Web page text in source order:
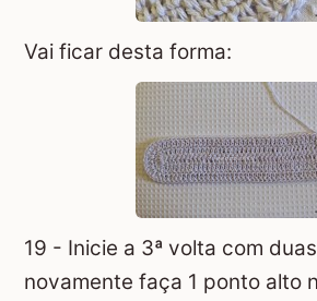
Vai ficar desta forma:
19 - Inicie a 3ª volta com
novamente faça 1 ponto alto